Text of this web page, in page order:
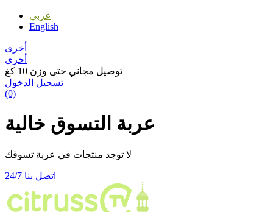
عربي
English
أخرى
أخرى
توصيل مجاني حتى وزن 10 كغ
تسجيل الدخول
(0)
عربة التسوق خالية
لا توجد منتجات في عربة تسوقك
اتصل بنا 24/7